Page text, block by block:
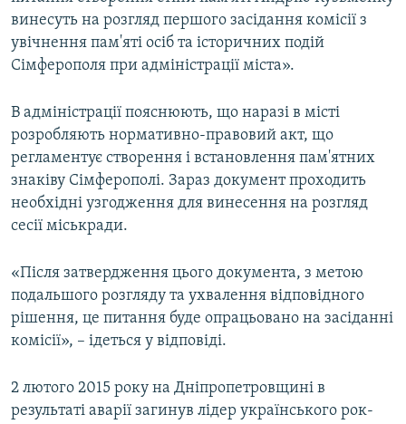
винесуть на розгляд першого засідання комісії з
увічнення пам'яті осіб та історичних подій
Сімферополя при адміністрації міста».
В адміністрації пояснюють, що наразі в місті
розробляють нормативно-правовий акт, що
регламентує створення і встановлення пам'ятних
знаківу Сімферополі. Зараз документ проходить
необхідні узгодження для винесення на розгляд
сесії міськради.
«Після затвердження цього документа, з метою
подальшого розгляду та ухвалення відповідного
рішення, це питання буде опрацьовано на засіданні
комісії», – ідеться у відповіді.
2 лютого 2015 року на Дніпропетровщині в
результаті аварії загинув лідер українського рок-